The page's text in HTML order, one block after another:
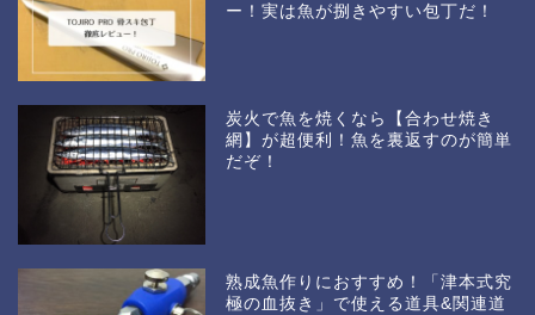
ー！実は魚が捌きやすい包丁だ！
炭火で魚を焼くなら【合わせ焼き
網】が超便利！魚を裏返すのが簡単
だぞ！
熟成魚作りにおすすめ！「津本式究
極の血抜き」で使える道具&関連道